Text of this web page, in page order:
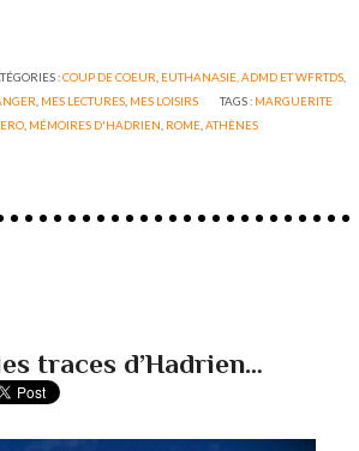
:COUP DE COEUR EUTHANASIE, ADMD ET WFRTDS,
MES LECTURES MES LOISIRS TAGS : MARGUERITE
MÉMOIRES D'HADRIEN ROME ,ATHÈNES
traces d’Hadrien…